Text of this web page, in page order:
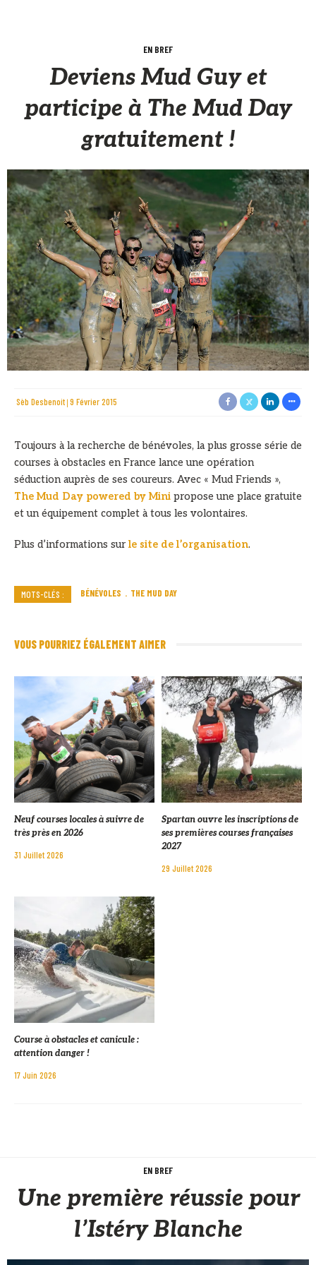
EN BREF
Deviens Mud Guy et
participe à The Mud Day
gratuitement !
Sèb Desbenoit 9 Février 2015
Toujours à la recherche de bénévoles, la plus grosse série de
courses à obstacles en France lance une opération
séduction auprès de ses coureurs. Avec « Mud Friends »,
The Mud Day powered by Mini propose une place gratuite
et un équipement complet à tous les volontaires.
Plus d’informations surle site de l’organisation.
MOTS-CLÉS : BÉNÉVOLES THE MUD DAY
VOUS POURRIEZ ÉGALEMENT AIMER
Neuf courses locales à suivre de
très près en 2026
31 Juillet 2026
Spartan ouvre les inscriptions de
ses premières courses françaises
2027
29 Juillet 2026
Course à obstacles et canicule :
attention danger !
17 Juin 2026
EN BREF
Une première réussie pour
l’Istéry Blanche